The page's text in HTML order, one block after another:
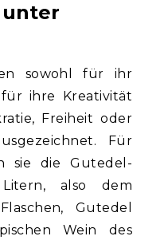
unter
sowohl für ihr
ihre Kreativität
Freiheit oder
Für
sie die Gutedel-
also dem
Gutedel
Wein des